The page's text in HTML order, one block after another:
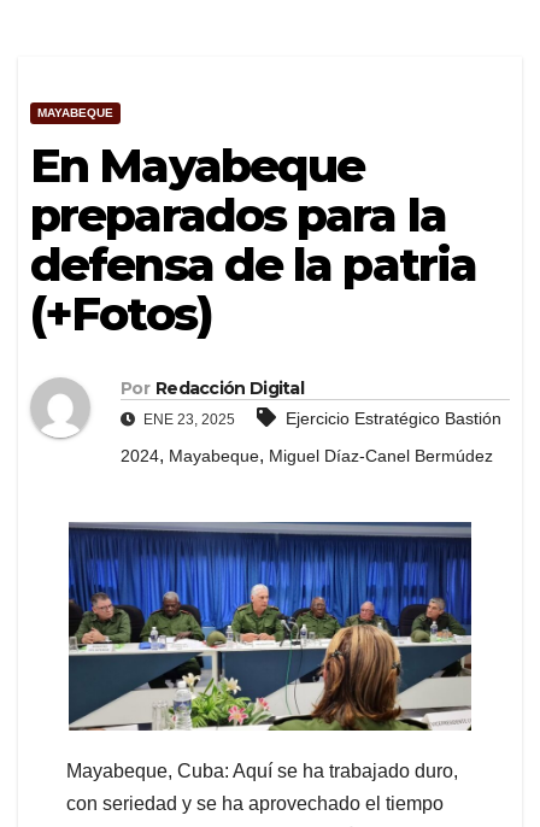
MAYABEQUE
En Mayabeque
preparados para la
defensa de la patria
(+Fotos)
Por Redacción Digital
ENE 23, 2025
Ejercicio Estratégico Bastión
2024, Mayabeque, Miguel Díaz-Canel Bermúdez
Mayabeque, Cuba: Aquí se ha trabajado duro,
con seriedad y se ha aprovechado el tiempo